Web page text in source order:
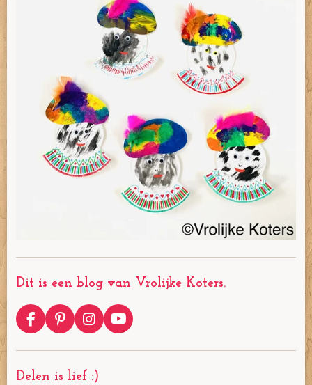
Dit is een blog van Vrolijke Koters.
F
a
c
b
P
i
n
e
I
n
s
a
Y
o
u
Delen is lief :)